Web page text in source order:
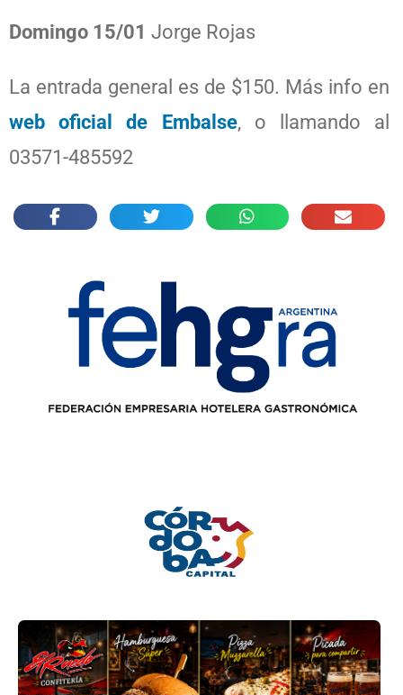
Domingo 15/01 Jorge Rojas
La entrada general es de $150. Más info en
web oficial de Embalse, o llamando al
03571-485592